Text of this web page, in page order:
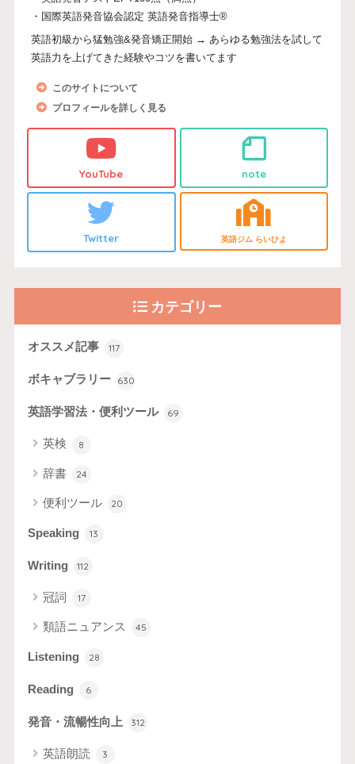
・国際英語発音協会認定 英語発音指導士®
英語初級から猛勉強&発音矯正開始 → あらゆる勉強法を試して
英語力を上げてきた経験やコツを書いてます
このサイトについて
プロフィールを詳しく見る
YouTube note
Twitter 英語ジム らいひよ
カテゴリー
オススメ記事 117
ボキャブラリー 630
英語学習法・便利ツール 69
英検 8
辞書 24
便利ツール 20
Speaking 13
Writing 112
冠詞 17
類語ニュアンス 45
Listening 28
Reading 6
発音・流暢性向上 312
英語朗読 3